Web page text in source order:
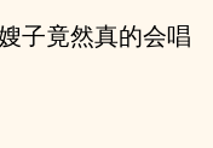
子竟然真的会唱